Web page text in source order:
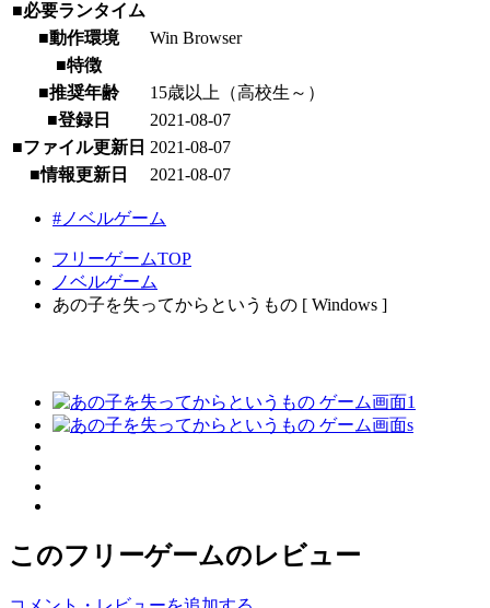
■必要ランタイム
■動作環境
Win Browser
■特徴
■推奨年齢
15歳以上（高校生～）
■登録日
2021-08-07
■ファイル更新日 2021-08-07
■情報更新日
2021-08-07
#ノベルゲーム
フリーゲームTOP
ノベルゲーム
あの子を失ってからというもの [ Windows ]
このフリーゲームのレビュー